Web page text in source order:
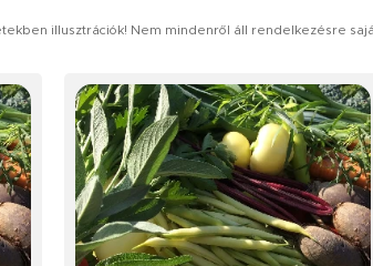
illusztrációk! Nem mindenről áll rendelkezésre